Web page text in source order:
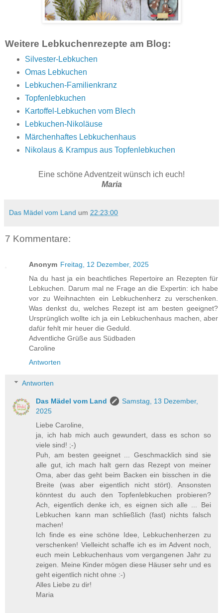
Weitere Lebkuchenrezepte am Blog:
Silvester-Lebkuchen
Omas Lebkuchen
Lebkuchen-Familienkranz
Topfenlebkuchen
Kartoffel-Lebkuchen vom Blech
Lebkuchen-Nikoläuse
Märchenhaftes Lebkuchenhaus
Nikolaus & Krampus aus Topfenlebkuchen
Eine schöne Adventzeit wünsch ich euch!
Maria
Das Mädel vom Land um 22:23:00
7 Kommentare:
Anonym Freitag, 12 Dezember, 2025
Na du hast ja ein beachtliches Repertoire an Rezepten für
Lebkuchen. Darum mal ne Frage an die Expertin: ich habe
vor zu Weihnachten ein Lebkuchenherz zu verschenken.
Was denkst du, welches Rezept ist am besten geeignet?
Ursprünglich wollte ich ja ein Lebkuchenhaus machen, aber
dafür fehlt mir heuer die Geduld.
Adventliche Grüße aus Südbaden
Caroline
Antworten
Antworten
Das Mädel vom Land
Samstag, 13 Dezember,
2025
Liebe Caroline,
ja, ich hab mich auch gewundert, dass es schon so
viele sind! ;-)
Puh, am besten geeignet ... Geschmacklich sind sie
alle gut, ich mach halt gern das Rezept von meiner
Oma, aber das geht beim Backen ein bisschen in die
Breite (was aber eigentlich nicht stört). Ansonsten
könntest du auch den Topfenlebkuchen probieren?
Ach, eigentlich denke ich, es eignen sich alle ... Bei
Lebkuchen kann man schließlich (fast) nichts falsch
machen!
Ich finde es eine schöne Idee, Lebkuchenherzen zu
verschenken! Vielleicht schaffe ich es im Advent noch,
euch mein Lebkuchenhaus vom vergangenen Jahr zu
zeigen. Meine Kinder mögen diese Häuser sehr und es
geht eigentlich nicht ohne :-)
Alles Liebe zu dir!
Maria